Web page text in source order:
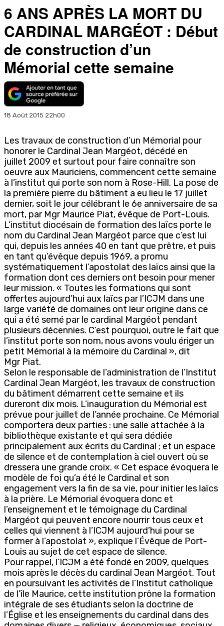
6 ANS APRÈS LA MORT DU
CARDINAL MARGÉOT : Début
de construction d’un
Mémorial cette semaine
18 Août 2015 22h00
Les travaux de construction d’un Mémorial pour
honorer le Cardinal Jean Margéot, décédé en
juillet 2009 et surtout pour faire connaître son
oeuvre aux Mauriciens, commencent cette semaine
à l’institut qui porte son nom à Rose-Hill. La pose de
la première pierre du bâtiment a eu lieu le 17 juillet
dernier, soit le jour célébrant le 6e anniversaire de sa
mort, par Mgr Maurice Piat, évêque de Port-Louis.
L’institut diocésain de formation des laïcs porte le
nom du Cardinal Jean Margéot parce que c’est lui
qui, depuis les années 40 en tant que prêtre, et puis
en tant qu’évêque depuis 1969, a promu
systématiquement l’apostolat des laïcs ainsi que la
formation dont ces derniers ont besoin pour mener
leur mission. « Toutes les formations qui sont
offertes aujourd’hui aux laïcs par l’ICJM dans une
large variété de domaines ont leur origine dans ce
qui a été semé par le cardinal Margéot pendant
plusieurs décennies. C’est pourquoi, outre le fait que
l’institut porte son nom, nous avons voulu ériger un
petit Mémorial à la mémoire du Cardinal », dit
Mgr Piat.
Selon le responsable de l’administration de l’Institut
Cardinal Jean Margéot, les travaux de construction
du bâtiment démarrent cette semaine et ils
dureront dix mois. L’inauguration du Mémorial est
prévue pour juillet de l’année prochaine. Ce Mémorial
comportera deux parties : une salle attachée à la
bibliothèque existante et qui sera dédiée
principalement aux écrits du Cardinal ; et un espace
de silence et de contemplation à ciel ouvert où se
dressera une grande croix. « Cet espace évoquera le
modèle de foi qu’a été le Cardinal et son
engagement vers la fin de sa vie, pour initier les laïcs
à la prière. Le Mémorial évoquera donc et
l’enseignement et le témoignage du Cardinal
Margéot qui peuvent encore nourrir tous ceux et
celles qui viennent à l’ICJM aujourd’hui pour se
former à l’apostolat », explique l’Évêque de Port-
Louis au sujet de cet espace de silence.
Pour rappel, l’ICJM a été fondé en 2009, quelques
mois après le décès du cardinal Jean Margéot. Tout
en poursuivant les activités de l’Institut catholique
de l’île Maurice, cette institution prône la formation
intégrale de ses étudiants selon la doctrine de
l’Église et les enseignements du cardinal dans des